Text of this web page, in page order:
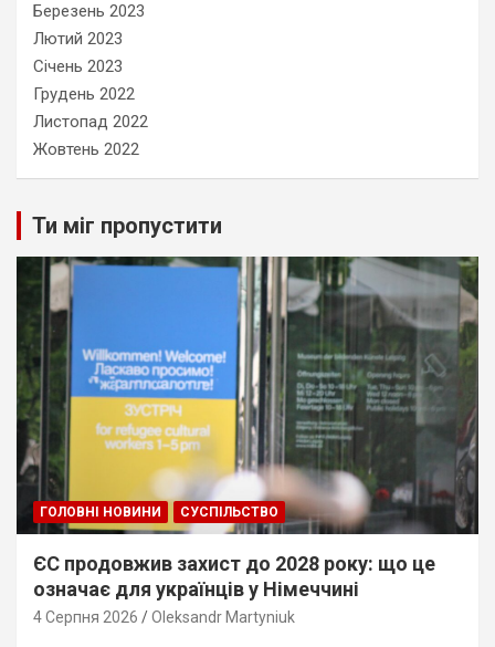
Березень 2023
Лютий 2023
Січень 2023
Грудень 2022
Листопад 2022
Жовтень 2022
Ти міг пропустити
ГОЛОВНІ НОВИНИ СУСПІЛЬСТВО
ЄС продовжив захист до 2028 року: що це
означає для українців у Німеччині
4 Серпня 2026 Oleksandr Martyniuk